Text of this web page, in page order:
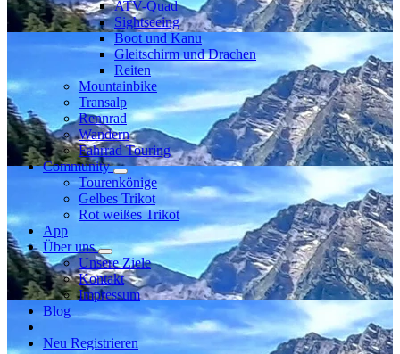
ATV-Quad
Sightseeing
Boot und Kanu
Gleitschirm und Drachen
Reiten
Mountainbike
Transalp
Rennrad
Wandern
Fahrrad Touring
Community
Tourenkönige
Gelbes Trikot
Rot weißes Trikot
App
Über uns
Unsere Ziele
Kontakt
Impressum
Blog
Neu Registrieren